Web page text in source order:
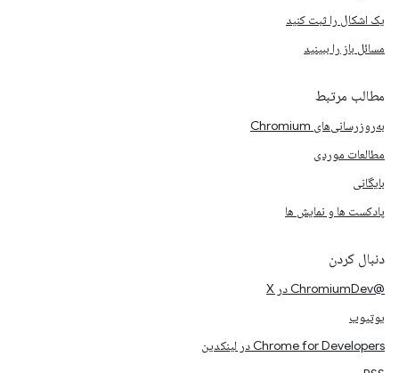
یک اشکال را ثبت کنید
مسائل باز را ببینید
مطالب مرتبط
به‌روزرسانی‌های Chromium
مطالعات موردی
بایگانی
پادکست ها و نمایش ها
دنبال کردن
@ChromiumDev در X
یوتیوب
Chrome for Developers در لینکدین